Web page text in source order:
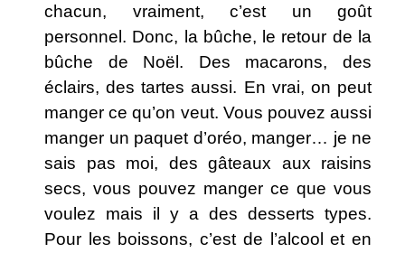
chacun, vraiment, c’est un goût
personnel. Donc, la bûche, le retour de la
bûche de Noël. Des macarons, des
éclairs, des tartes aussi. En vrai, on peut
manger ce qu’on veut. Vous pouvez aussi
manger un paquet d’oréo, manger… je ne
sais pas moi, des gâteaux aux raisins
secs, vous pouvez manger ce que vous
voulez mais il y a des desserts types.
Pour les boissons, c’est de l’alcool et en